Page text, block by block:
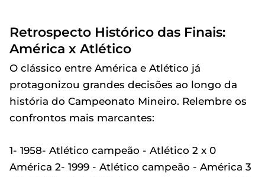
Retrospecto Histórico das Finais:
América x Atlético
O clássico entre América e Atlético já
protagonizou grandes decisões ao longo da
história do Campeonato Mineiro. Relembre os
confrontos mais marcantes:
1- 1958- Atlético campeão - Atlético 2 x 0
América 2- 1999 - Atlético campeão - América 3